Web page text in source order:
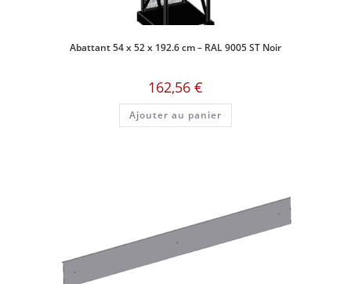
Abattant 54 x 52 x 192.6 cm – RAL 9005 ST Noir
162,56 €
Ajouter au panier